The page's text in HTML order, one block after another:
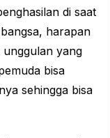
di saat
harapan
yang
bisa
sehingga bisa